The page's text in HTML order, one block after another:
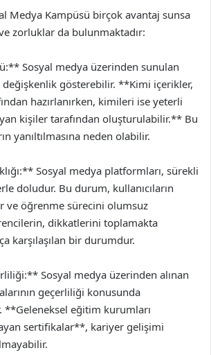
Medya Kampüsü birçok avantaj sunsa
zorluklar da bulunmaktadır:
Sosyal medya üzerinden sunulan
gösterebilir. **Kimi içerikler,
hazırlanırken, kimileri ise yeterli
kişiler tarafından oluşturulabilir.** Bu
yanıltılmasına neden olabilir.
Sosyal medya platformları, sürekli
doludur. Bu durum, kullanıcıların
ve öğrenme sürecini olumsuz
dikkatlerini toplamakta
karşılaşılan bir durumdur.
Sosyal medya üzerinden alınan
geçerliliği konusunda
**Geleneksel eğitim kurumları
sertifikalar**, kariyer gelişimi